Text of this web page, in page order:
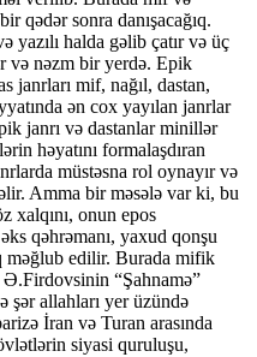
qədər sonra danışacağıq.
halda gəlib çatır və üç
və nəzm bir yerdə. Epik
janrları mif, nağıl, dastan,
ən cox yayılan janrlar
janrı və dastanlar minillər
həyatını formalaşdıran
müstəsna rol oynayır və
Amma bir məsələ var ki, bu
xalqını, onun epos
qəhrəmanı, yaxud qonşu
məğlub edilir. Burada mifik
“Şahnamə”
allahları yer üzündə
İran və Turan arasında
siyasi quruluşu,